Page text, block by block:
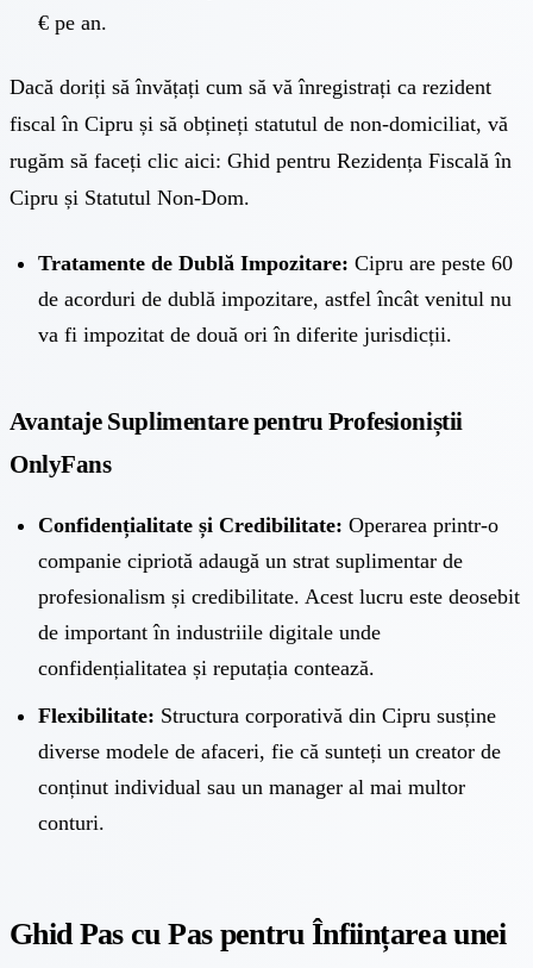
€ pe an.
Dacă doriți să învățați cum să vă înregistrați ca rezident
fiscal în Cipru și să obțineți statutul de non-domiciliat, vă
rugăm să faceți clic aici: Ghid pentru Rezidența Fiscală în
Cipru și Statutul Non-Dom.
Tratamente de Dublă Impozitare: Cipru are peste 60
de acorduri de dublă impozitare, astfel încât venitul nu
va fi impozitat de două ori în diferite jurisdicții.
Avantaje Suplimentare pentru Profesioniștii
OnlyFans
Confidențialitate și Credibilitate: Operarea printr-o
companie cipriotă adaugă un strat suplimentar de
profesionalism și credibilitate. Acest lucru este deosebit
de important în industriile digitale unde
confidențialitatea și reputația contează.
Flexibilitate: Structura corporativă din Cipru susține
diverse modele de afaceri, fie că sunteți un creator de
conținut individual sau un manager al mai multor
conturi.
Ghid Pas cu Pas pentru Înființarea unei